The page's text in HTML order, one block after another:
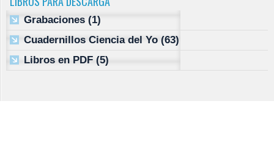
Grabaciones (1)
Cuadernillos Ciencia del Yo (63)
Libros en PDF (5)